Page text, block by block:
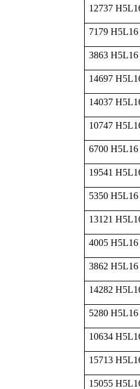
12737
7179 H5L16
3863 H5L16
14697
14037
10747
6700 H5L16
19541
5350 H5L16
13121
4005 H5L16
3862 H5L16
14282
5280 H5L16
10634
15713
15055